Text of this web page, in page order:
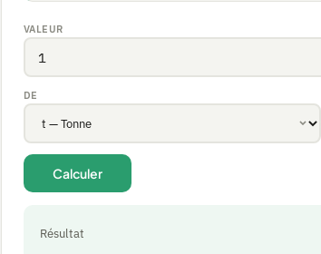
VALEUR
DE
Calculer
Résultat